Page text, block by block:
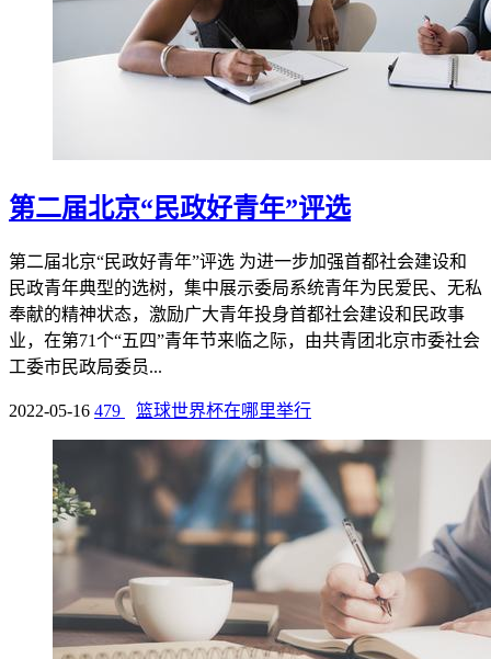
第二届北京“民政好青年”评选
第二届北京“民政好青年”评选 为进一步加强首都社会建设和
民政青年典型的选树，集中展示委局系统青年为民爱民、无私
奉献的精神状态，激励广大青年投身首都社会建设和民政事
业，在第71个“五四”青年节来临之际，由共青团北京市委社会
工委市民政局委员...
2022-05-16 479 篮球世界杯在哪里举行